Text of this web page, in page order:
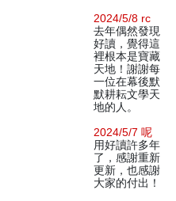
2024/5/8 rc
去年偶然發現
好讀，覺得這
裡根本是寶藏
天地！謝謝每
一位在幕後默
默耕耘文學天
地的人。
2024/5/7 呢
用好讀許多年
了，感謝重新
更新，也感謝
大家的付出！